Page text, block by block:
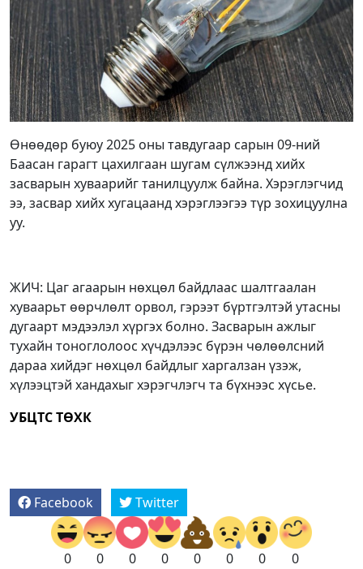
Өнөөдөр буюу 2025 оны тавдугаар сарын 09-ний
Баасан гарагт цахилгаан шугам сүлжээнд хийх
засварын хуваарийг танилцуулж байна. Хэрэглэгчид
ээ, засвар хийх хугацаанд хэрэглээгээ түр зохицуулна
уу.
ЖИЧ: Цаг агаарын нөхцөл байдлаас шалтгаалан
хуваарьт өөрчлөлт орвол, гэрээт бүртгэлтэй утасны
дугаарт мэдээлэл хүргэх болно. Засварын ажлыг
тухайн тоноглолоос хүчдэлээс бүрэн чөлөөлсний
дараа хийдэг нөхцөл байдлыг харгалзан үзэж,
хүлээцтэй хандахыг хэрэгчлэгч та бүхнээс хүсье.
УБЦТС ТӨХК
Facebook Twitter
0 0 0 0 0 0 0 0